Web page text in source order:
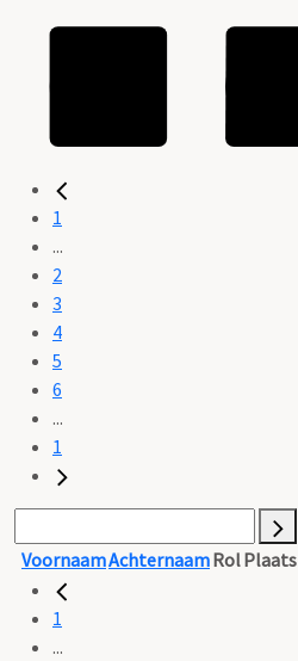
1
...
2
3
4
5
6
...
1
VoornaamAchternaamRolPlaats
1
...